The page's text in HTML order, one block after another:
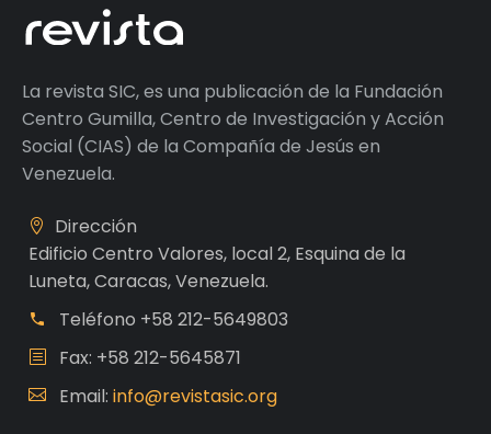
La revista SIC, es una publicación de la Fundación
Centro Gumilla, Centro de Investigación y Acción
Social (CIAS) de la Compañía de Jesús en
Venezuela.
Dirección
Edificio Centro Valores, local 2, Esquina de la
Luneta, Caracas, Venezuela.
Teléfono +58 212-5649803
Fax: +58 212-5645871
Email: info@revistasic.org